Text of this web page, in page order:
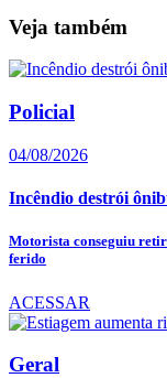
Veja também
Policial
04/08/2026
Incêndio destrói
Motorista conseguiu
ferido
ACESSAR
Geral